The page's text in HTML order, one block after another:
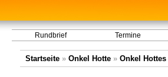
Rundbrief Termine
Startseite » Onkel Hotte » Onkel Hottes